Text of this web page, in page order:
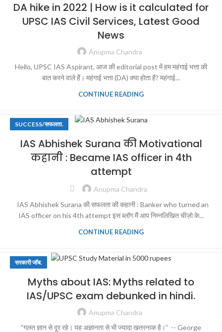
DA hike in 2022 | How is it calculated for
UPSC IAS Civil Services, Latest Good
News
Anupma Chandra
Hello, UPSC IAS Aspirant, आज की editorial post में हम महंगाई भत्ता की
बात करने वाले हैं। महंगाई भत्ता (DA) क्या होता है? महंगाई...
CONTINUE READING
SUCCESS/सफलता.
IAS Abhishek Surana की Motivational
कहानी : Became IAS officer in 4th
attempt
Anupma Chandra
IAS Abhishek Surana की सफलता की कहानी : Banker who turned an
IAS officer on his 4th attempt इस ब्लॉग मैं आप निम्नलिखित चीज़ो के...
CONTINUE READING
सरकारी जॉब.
Myths about IAS: Myths related to
IAS/UPSC exam debunked in hindi.
Anupma Chandra
”गलत ज्ञान से दूर रहे। यह अज्ञानता से भी ज्यादा खतरनाक है।” -- George